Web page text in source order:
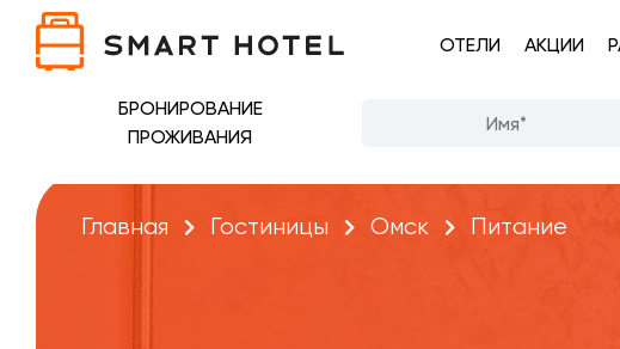
ОТЕЛИ АКЦИИ
БРОНИРОВАНИЕ
ПРОЖИВАНИЯ
Главная Гостиницы Омск Питание